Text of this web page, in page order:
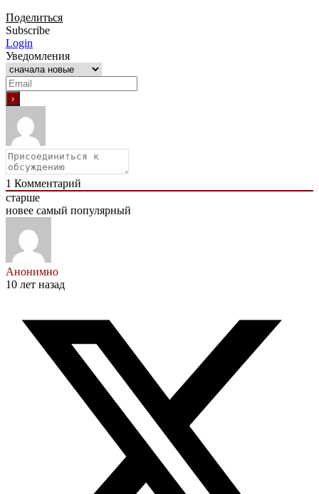
Поделиться
Subscribe
Login
Уведомления
1 Комментарий
старше
новее самый популярный
Анонимно
10 лет назад